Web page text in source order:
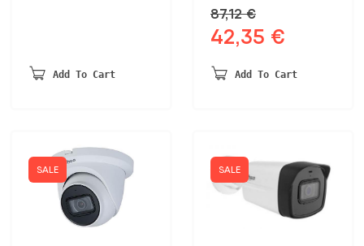
Add To Cart
87,12€
Original
was:
42,35 €
is:
Add To Cart
SALE SALE